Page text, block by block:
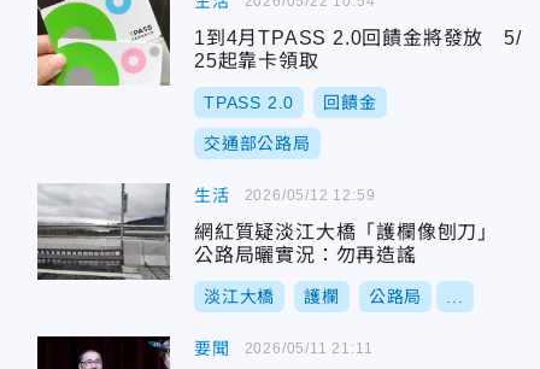
1到4月TPASS 2.0回饋金將發放 5/
25起靠卡領取
TPASS 2.0 回饋金
交通部公路局
生活
網紅質疑淡江大橋「護欄像刨刀」
公路局曬實況：勿再造謠
淡江大橋 護欄 公路局
2026/05/12 12:59
要聞 2026/05/11 21:11